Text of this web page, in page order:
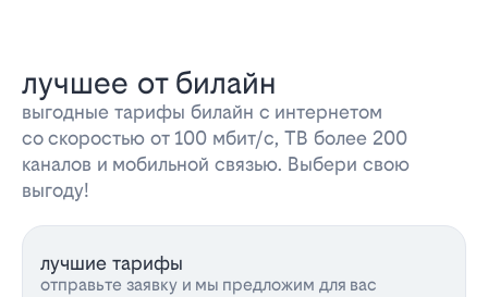
лучшее от билайн
выгодные тарифы билайн с интернетом
со скоростью от 100 мбит/с, ТВ более 200
каналов и мобильной связью. Выбери свою
выгоду!
лучшие тарифы
отправьте заявку и мы предложим для вас